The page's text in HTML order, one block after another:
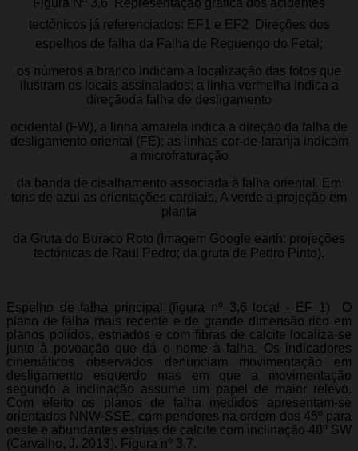
tectónicos já referenciados: EF1 e EF2  Direções dos
espelhos de falha da Falha de Reguengo do Fetal;
os números a branco indicam a localização das fotos que
ilustram os locais assinalados; a linha vermelha indica a
direçãoda falha de desligamento
ocidental (FW), a linha amarela indica a direção da falha de
desligamento oriental (FE); as linhas cor-de-laranja indicam
a microfraturação
da banda de cisalhamento associada à falha oriental. Em
tons de azul as orientações cardiais. A verde a projeção em
planta
da Gruta do Buraco Roto (Imagem Google earth: projeções
tectónicas de Raul Pedro; da gruta de Pedro Pinto).
Espelho de falha principal (figura nº 3.6 local - EF 1)  O
plano de falha mais recente e de grande dimensão rico em
planos polidos, estriados e com fibras de calcite localiza-se
junto à povoação que dá o nome à falha. Os indicadores
cinemáticos observados denunciam movimentação em
desligamento esquerdo mas em que a movimentação
segundo a inclinação assume um papel de maior relevo.
Com efeito os planos de falha medidos apresentam-se
orientados NNW-SSE, com pendores na ordem dos 45º para
oeste e abundantes estrias de calcite com inclinação 48º SW
(Carvalho, J. 2013). Figura nº 3.7.